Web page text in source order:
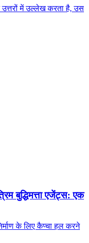
में उल्लेख करता है, उस
बुद्धिमत्ता एजेंट्स: एक
के लिए कैप्चा हल करने